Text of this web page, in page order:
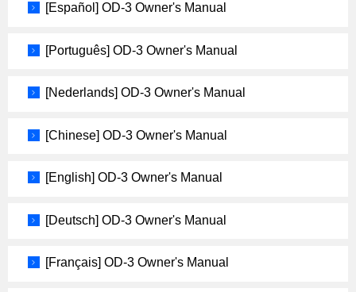
[Español] OD-3 Owner's Manual
[Português] OD-3 Owner's Manual
[Nederlands] OD-3 Owner's Manual
[Chinese] OD-3 Owner's Manual
[English] OD-3 Owner's Manual
[Deutsch] OD-3 Owner's Manual
[Français] OD-3 Owner's Manual